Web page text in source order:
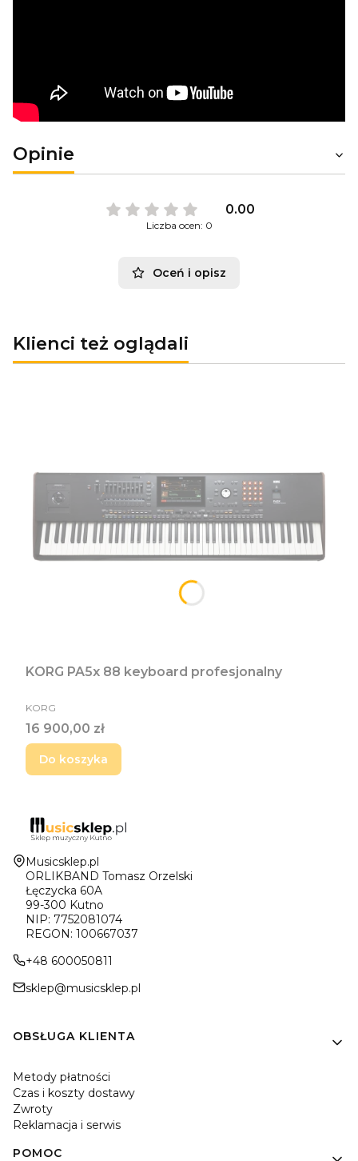
Opinie
0.00
Liczba ocen: 0
Oceń i opisz
Klienci też oglądali
KORG PA5x 88 keyboard profesjonalny
PRODUCENT
KORG
Cena
16 900,00 zł
Do koszyka
Adres:
Musicsklep.pl
ORLIKBAND Tomasz Orzelski
Łęczycka 60A
99-300 Kutno
NIP: 7752081074
REGON: 100667037
+48 600050811
sklep@musicsklep.pl
Linki w stopce
OBSŁUGA KLIENTA
Metody płatności
Czas i koszty dostawy
Zwroty
Reklamacja i serwis
POMOC